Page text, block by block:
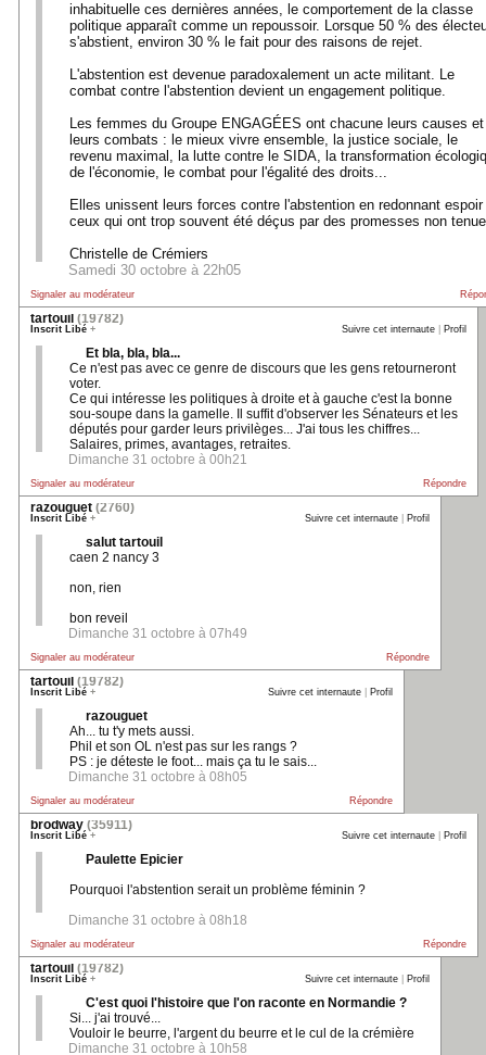
inhabituelle ces dernières années, le comportement de la classe
politique apparaît comme un repoussoir. Lorsque 50 % des
s'abstient, environ 30 % le fait pour des raisons de rejet.
L'abstention est devenue paradoxalement un acte militant. Le
combat contre l'abstention devient un engagement politique.
Les femmes du Groupe ENGAGÉES ont chacune leurs causes et
leurs combats : le mieux vivre ensemble, la justice sociale, le
revenu maximal, la lutte contre le SIDA, la transformation
de l'économie, le combat pour l'égalité des droits...
Elles unissent leurs forces contre l'abstention en redonnant espoir
ceux qui ont trop souvent été déçus par des promesses non
Christelle de Crémiers
Samedi 30 octobre à 22h05
Signaler au modérateur
tartouil (19782)
Inscrit Libé + Suivre cet internaute Profil
Et bla, bla, bla...
Ce n'est pas avec ce genre de discours que les gens retourneront
voter.
Ce qui intéresse les politiques à droite et à gauche c'est la bonne
sou-soupe dans la gamelle. Il suffit d'observer les Sénateurs et les
députés pour garder leurs privilèges... J'ai tous les chiffres...
Salaires, primes, avantages, retraites.
Dimanche 31 octobre à 00h21
Signaler au modérateur Répondre
razouguet (2760)
Inscrit Libé + Suivre cet internaute Profil
salut tartouil
caen 2 nancy 3
non, rien
bon reveil
Dimanche 31 octobre à 07h49
Signaler au modérateur Répondre
tartouil (19782)
Inscrit Libé + Suivre cet internaute Profil
razouguet
Ah... tu t'y mets aussi.
Phil et son OL n'est pas sur les rangs ?
PS : je déteste le foot... mais ça tu le sais...
Dimanche 31 octobre à 08h05
Signaler au modérateur Répondre
brodway (35911)
Inscrit Libé + Suivre cet internaute Profil
Paulette Epicier
Pourquoi l'abstention serait un problème féminin ?
Dimanche 31 octobre à 08h18
Signaler au modérateur Répondre
tartouil (19782)
Inscrit Libé + Suivre cet internaute Profil
C'est quoi l'histoire que l'on raconte en Normandie ?
Si... j'ai trouvé...
Vouloir le beurre, l'argent du beurre et le cul de la crémière
Dimanche 31 octobre à 10h58